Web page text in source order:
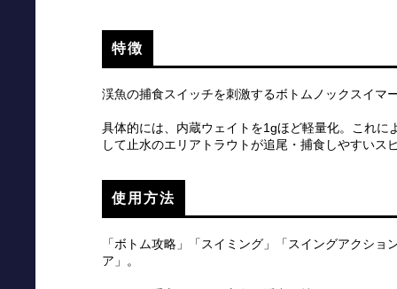
特徴
渓魚の捕食スイッチを刺激するボトムノックスイ
具体的には、内蔵ウェイトを1gほど軽量化。これ
して止水のエリアトラウトが追尾・捕食しやすいス
使用方法
「ボトム攻略」「スイミング」「スイングアクシ
ア」。